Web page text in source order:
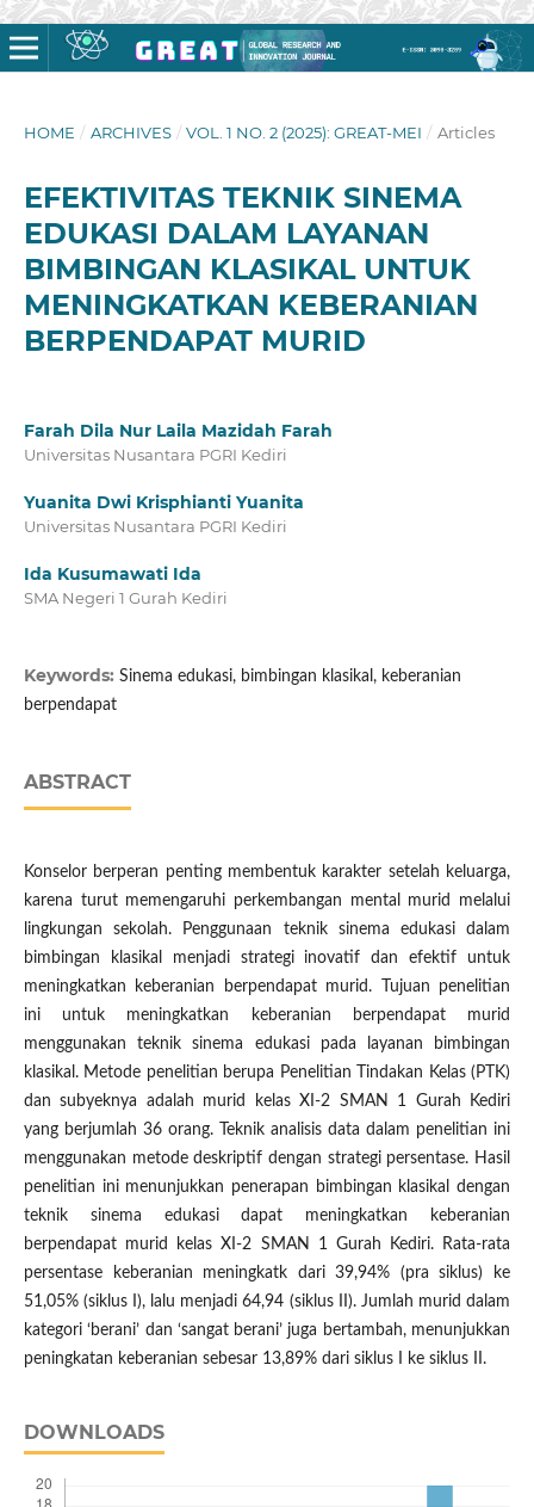
HOME / ARCHIVES / VOL. 1 NO. 2 (2025): GREAT-MEI / Articles
EFEKTIVITAS TEKNIK SINEMA
EDUKASI DALAM LAYANAN
BIMBINGAN KLASIKAL UNTUK
MENINGKATKAN KEBERANIAN
BERPENDAPAT MURID
Farah Dila Nur Laila Mazidah Farah
Universitas Nusantara PGRI Kediri
Yuanita Dwi Krisphianti Yuanita
Universitas Nusantara PGRI Kediri
Ida Kusumawati Ida
SMA Negeri 1 Gurah Kediri
Keywords: Sinema edukasi, bimbingan klasikal, keberanian
berpendapat
ABSTRACT
Konselor berperan penting membentuk karakter setelah keluarga,
karena turut memengaruhi perkembangan mental murid melalui
lingkungan sekolah. Penggunaan teknik sinema edukasi dalam
bimbingan klasikal menjadi strategi inovatif dan efektif untuk
meningkatkan keberanian berpendapat murid. Tujuan penelitian
ini untuk meningkatkan keberanian berpendapat murid
menggunakan teknik sinema edukasi pada layanan bimbingan
klasikal. Metode penelitian berupa Penelitian Tindakan Kelas (PTK)
dan subyeknya adalah murid kelas XI-2 SMAN 1 Gurah Kediri
yang berjumlah 36 orang. Teknik analisis data dalam penelitian ini
menggunakan metode deskriptif dengan strategi persentase. Hasil
penelitian ini menunjukkan penerapan bimbingan klasikal dengan
teknik sinema edukasi dapat meningkatkan keberanian
berpendapat murid kelas XI-2 SMAN 1 Gurah Kediri. Rata-rata
persentase keberanian meningkatk dari 39,94% (pra siklus) ke
51,05% (siklus I), lalu menjadi 64,94 (siklus II). Jumlah murid dalam
kategori ‘berani’ dan ‘sangat berani’ juga bertambah, menunjukkan
peningkatan keberanian sebesar 13,89% dari siklus I ke siklus II.
DOWNLOADS